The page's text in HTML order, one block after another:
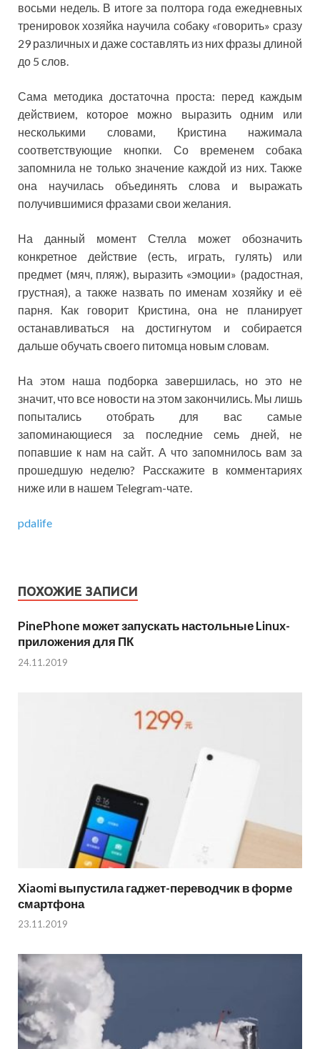
восьми недель. В итоге за полтора года ежедневных
тренировок хозяйка научила собаку «говорить» сразу
29 различных и даже составлять из них фразы длиной
до 5 слов.
Сама методика достаточна проста: перед каждым
действием, которое можно выразить одним или
несколькими словами, Кристина нажимала
соответствующие кнопки. Со временем собака
запомнила не только значение каждой из них. Также
она научилась объединять слова и выражать
получившимися фразами свои желания.
На данный момент Стелла может обозначить
конкретное действие (есть, играть, гулять) или
предмет (мяч, пляж), выразить «эмоции» (радостная,
грустная), а также назвать по именам хозяйку и её
парня. Как говорит Кристина, она не планирует
останавливаться на достигнутом и собирается
дальше обучать своего питомца новым словам.
На этом наша подборка завершилась, но это не
значит, что все новости на этом закончились. Мы лишь
попытались отобрать для вас самые
запоминающиеся за последние семь дней, не
попавшие к нам на сайт. А что запомнилось вам за
прошедшую неделю? Расскажите в комментариях
ниже или в нашем Telegram-чате.
pdalife
ПОХОЖИЕ ЗАПИСИ
PinePhone может запускать настольные Linux-
приложения для ПК
24.11.2019
Xiaomi выпустила гаджет-переводчик в форме
смартфона
23.11.2019